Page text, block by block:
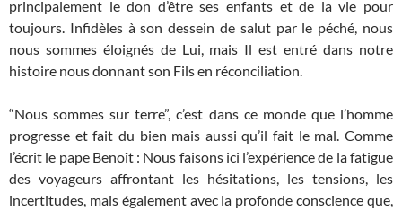
principalement le don d’être ses enfants et de la vie pour
toujours. Infidèles à son dessein de salut par le péché, nous
nous sommes éloignés de Lui, mais Il est entré dans notre
histoire nous donnant son Fils en réconciliation.
“Nous sommes sur terre”, c’est dans ce monde que l’homme
progresse et fait du bien mais aussi qu’il fait le mal. Comme
l’écrit le pape Benoît : Nous faisons ici l’expérience de la fatigue
des voyageurs affrontant les hésitations, les tensions, les
incertitudes, mais également avec la profonde conscience que,